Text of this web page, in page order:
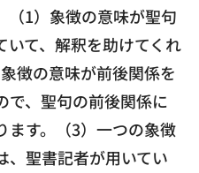
（1）象徴の意味が聖句
いて、解釈を助けてくれ
徴の意味が前後関係を
で、聖句の前後関係に
ます。（3）一つの象徴
、聖書記者が用いてい